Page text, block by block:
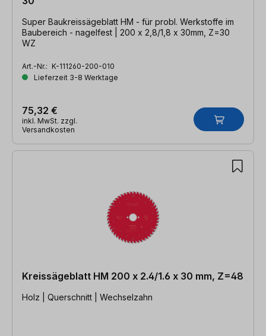
Super Baukreissägeblatt HM - für probl. Werkstoffe im
Baubereich - nagelfest | 200 x 2,8/1,8 x 30mm, Z=30
WZ
Art.-Nr.: K-111260-200-010
Lieferzeit 3-8 Werktage
75,32 €
inkl. MwSt. zzgl.
Versandkosten
Kreissägeblatt HM 200 x 2.4/1.6 x 30 mm, Z=48
Holz | Querschnitt | Wechselzahn